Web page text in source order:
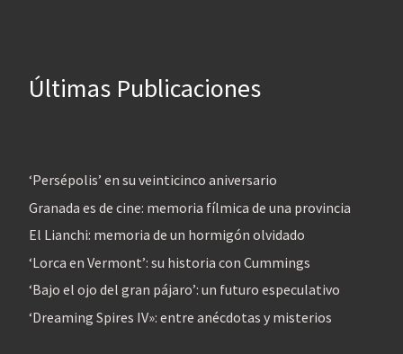
Últimas Publicaciones
‘Persépolis’ en su veinticinco aniversario
Granada es de cine: memoria fílmica de una provincia
El Lianchi: memoria de un hormigón olvidado
‘Lorca en Vermont’: su historia con Cummings
‘Bajo el ojo del gran pájaro’: un futuro especulativo
‘Dreaming Spires IV»: entre anécdotas y misterios